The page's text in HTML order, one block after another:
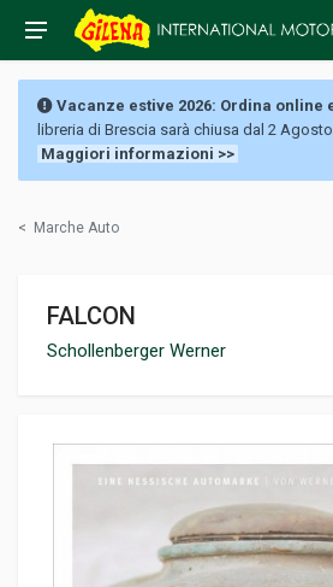
Vacanze estive 2026: Ordina online
libreria di Brescia sarà chiusa dal 2
Maggiori informazioni >>
< Marche Auto
FALCON
Schollenberger Werner